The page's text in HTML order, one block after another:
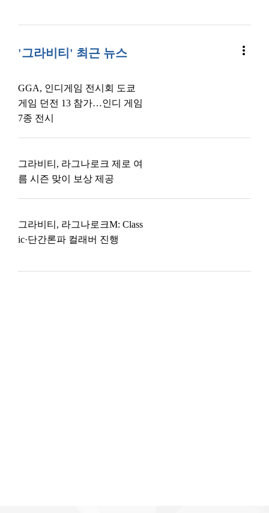
'그라비티' 최근 뉴스 more_vert
GGA, 인디게임 전시회 도쿄
게임 던전 13 참가…인디 게임
7종 전시
그라비티, 라그나로크 제로 여
름 시즌 맞이 보상 제공
그라비티, 라그나로크M: Class
ic·단간론파 컬래버 진행